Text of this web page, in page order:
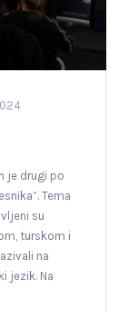
je drugi po
Tema
su
turskom i
na
jezik. Na